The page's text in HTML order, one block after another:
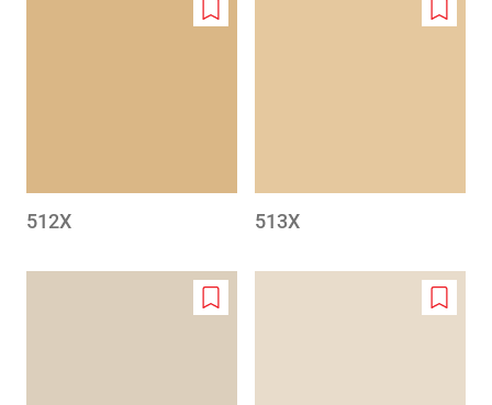
Add
512X
Add
513X
Add
Add